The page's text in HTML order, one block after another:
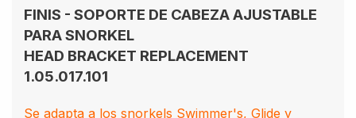
FINIS - SOPORTE DE CABEZA AJUSTABLE
PARA SNORKEL
HEAD BRACKET REPLACEMENT
1.05.017.101
Se adapta a los snorkels Swimmer's, Glide y